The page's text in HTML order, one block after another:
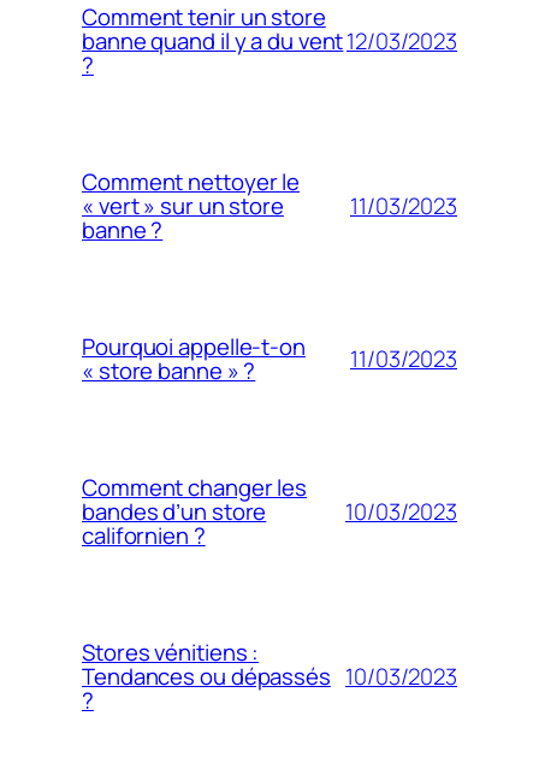
Comment tenir un store
banne quand il y a du vent
?
12/03/2023
Comment nettoyer le
« vert » sur un store
banne ?
11/03/2023
Pourquoi appelle-t-on
« store banne » ? 11/03/2023
Comment changer les
bandes d’un store
californien ?
10/03/2023
Stores vénitiens :
Tendances ou dépassés
?
10/03/2023